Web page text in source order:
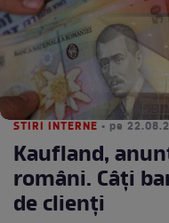
STIRI INTERNE • pe
Kaufland,
români. Câți
de clienți